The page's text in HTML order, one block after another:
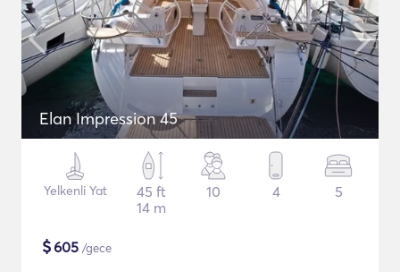
Elan Impression 45
Yelkenli Yat
45 ft
14 m
10 4 5
$605 /gece